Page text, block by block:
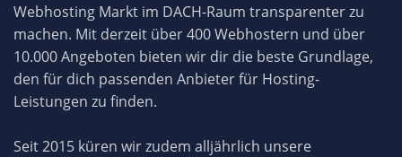
Webhosting Markt im DACH-Raum transparenter zu
machen. Mit derzeit über 400 Webhostern und über
10.000 Angeboten bieten wir dir die beste Grundlage,
den für dich passenden Anbieter für Hosting-
Leistungen zu finden.
Seit 2015 küren wir zudem alljährlich unsere